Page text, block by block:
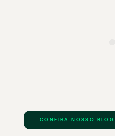
CONFIRA NOSSO BLOG